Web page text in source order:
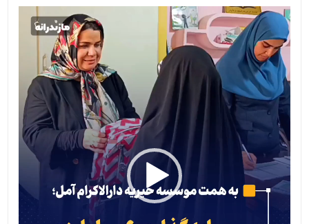
نمایشگر
ویدیو